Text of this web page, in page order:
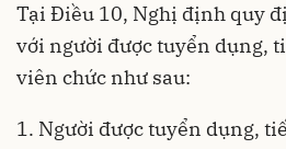
Tại Điều 10, Nghị định quy
với người được tuyển dụng,
viên chức như sau:
1. Người được tuyển dụng,